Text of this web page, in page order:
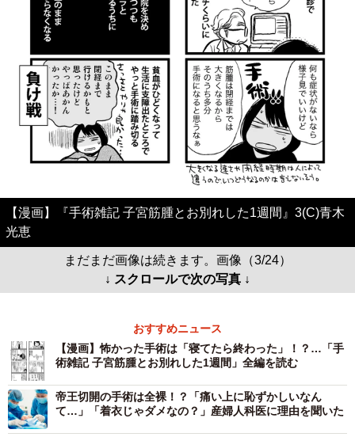
【漫画】『手術雑記 子宮筋腫とお別れした1週間』3(C)青木
光恵
まだまだ画像は続きます。画像（3/24）
↓ スクロールで次の写真 ↓
おすすめニュース
【漫画】怖かった手術は「寝てたら終わった」！？…「手
術雑記 子宮筋腫とお別れした1週間」全編を読む
帝王切開の手術は全裸！？「痛い上に恥ずかしいなん
て…」「着衣じゃダメなの？」産婦人科医に理由を聞いた